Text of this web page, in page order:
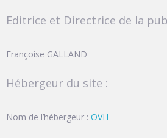
Editrice et Directrice de la
Françoise GALLAND
Hébergeur du site :
Nom de l’hébergeur : OVH